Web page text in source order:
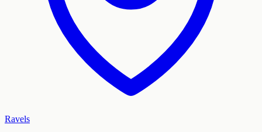
Ravels